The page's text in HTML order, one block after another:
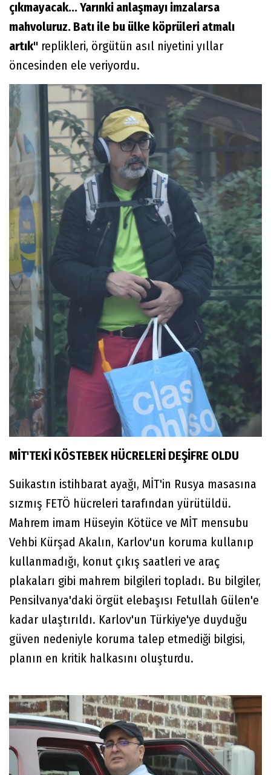
çıkmayacak... Yarınki anlaşmayı imzalarsa
mahvoluruz. Batı ile bu ülke köprüleri atmalı
artık" replikleri, örgütün asıl niyetini yıllar
öncesinden ele veriyordu.
MİT'TEKİ KÖSTEBEK HÜCRELERİ DEŞİFRE OLDU
Suikastın istihbarat ayağı, MİT'in Rusya masasına
sızmış FETÖ hücreleri tarafından yürütüldü.
Mahrem imam Hüseyin Kötüce ve MİT mensubu
Vehbi Kürşad Akalın, Karlov'un koruma kullanıp
kullanmadığı, konut çıkış saatleri ve araç
plakaları gibi mahrem bilgileri topladı. Bu bilgiler,
Pensilvanya'daki örgüt elebaşısı Fetullah Gülen'e
kadar ulaştırıldı. Karlov'un Türkiye'ye duyduğu
güven nedeniyle koruma talep etmediği bilgisi,
planın en kritik halkasını oluşturdu.